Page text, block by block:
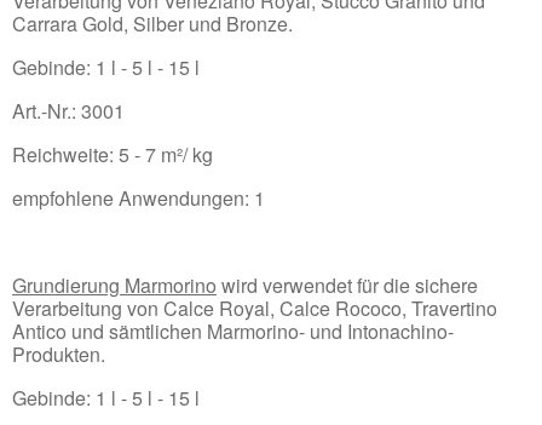
Carrara Gold, Silber und Bronze.
Gebinde: 1 l - 5 l - 15 l
Art.-Nr.: 3001
Reichweite: 5 - 7 m²/ kg
empfohlene Anwendungen: 1
Grundierung Marmorino wird verwendet für die sichere
Verarbeitung von Calce Royal, Calce Rococo, Travertino
Antico und sämtlichen Marmorino- und Intonachino-
Produkten.
Gebinde: 1 l - 5 l - 15 l